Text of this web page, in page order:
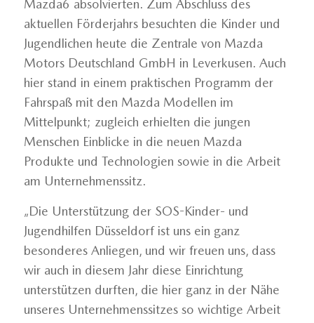
Mazda6 absolvierten. Zum Abschluss des
aktuellen Förderjahrs besuchten die Kinder und
Jugendlichen heute die Zentrale von Mazda
Motors Deutschland GmbH in Leverkusen. Auch
hier stand in einem praktischen Programm der
Fahrspaß mit den Mazda Modellen im
Mittelpunkt; zugleich erhielten die jungen
Menschen Einblicke in die neuen Mazda
Produkte und Technologien sowie in die Arbeit
am Unternehmenssitz.
„Die Unterstützung der SOS-Kinder- und
Jugendhilfen Düsseldorf ist uns ein ganz
besonderes Anliegen, und wir freuen uns, dass
wir auch in diesem Jahr diese Einrichtung
unterstützen durften, die hier ganz in der Nähe
unseres Unternehmenssitzes so wichtige Arbeit